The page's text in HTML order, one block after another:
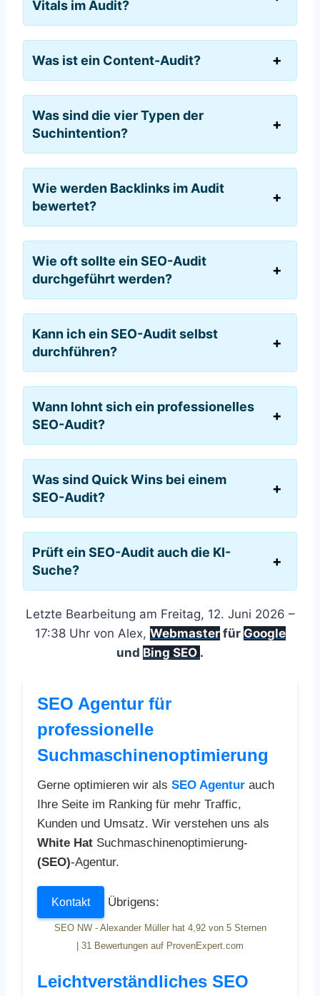
Vitals im Audit?
Was ist ein Content-Audit?
Was sind die vier Typen der
Suchintention?
Wie werden Backlinks im Audit
bewertet?
Wie oft sollte ein SEO-Audit
durchgeführt werden?
Kann ich ein SEO-Audit selbst
durchführen?
Wann lohnt sich ein professionelles
SEO-Audit?
Was sind Quick Wins bei einem
SEO-Audit?
Prüft ein SEO-Audit auch die KI-
Suche?
Letzte Bearbeitung am Freitag, 12. Juni 2026 –
17:38 Uhr von Alex, Webmasterfür Google
und Bing SEO .
SEO Agentur für
professionelle
Suchmaschinenoptimierung
Gerne optimieren wir als SEO Agentur auch
Ihre Seite im Ranking für mehr Traffic,
Kunden und Umsatz. Wir verstehen uns als
White Hat Suchmaschinenoptimierung-
(SEO)-Agentur.
Kontakt Übrigens:
SEO NW - Alexander Müller hat 4,92von 5Sternen
31 Bewertungen auf ProvenExpert.com
Leichtverständliches SEO